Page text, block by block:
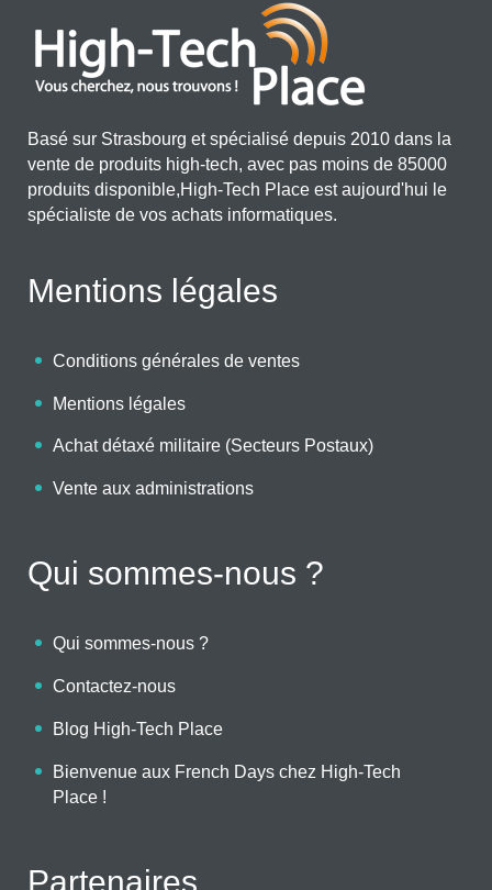
Basé sur Strasbourg et spécialisé depuis 2010 dans la
vente de produits high-tech, avec pas moins de 85000
produits disponible,High-Tech Place est aujourd'hui le
spécialiste de vos achats informatiques.
Mentions légales
Conditions générales de ventes
Mentions légales
Achat détaxé militaire (Secteurs Postaux)
Vente aux administrations
Qui sommes-nous ?
Qui sommes-nous ?
Contactez-nous
Blog High-Tech Place
Bienvenue aux French Days chez High-Tech
Place !
Partenaires